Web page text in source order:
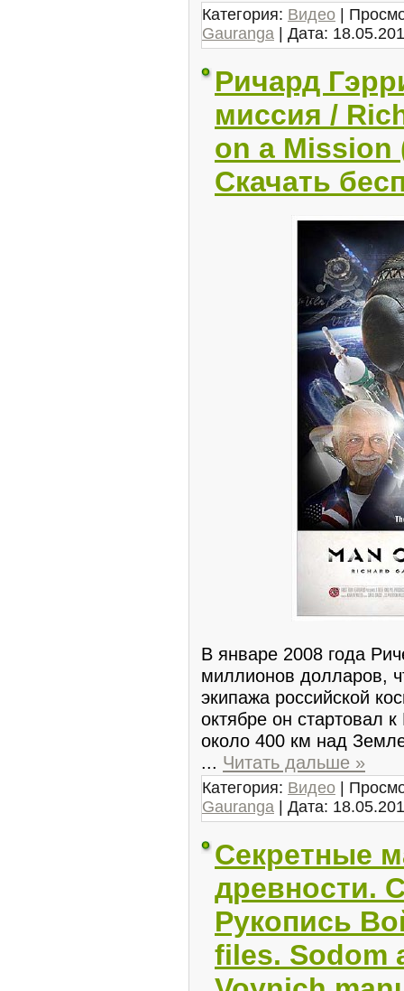
Категория: Видео |
Gauranga | Дата:
Ричард
миссия /
on a Mission
Скачать
В январе 2008 года
миллионов долларов,
экипажа российской
октябре он стартовал
около 400 км над
... Читать дальше »
Категория: Видео |
Gauranga | Дата:
Секретные
древности.
Рукопись
files. Sodom